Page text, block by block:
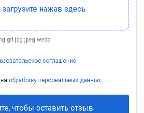
gif jpg jpeg webp.
соглашение.
обработку персональных данных.
чтобы оставить отзыв